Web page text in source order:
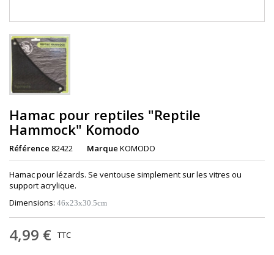
Hamac pour reptiles "Reptile
Hammock" Komodo
Référence 82422 Marque KOMODO
Hamac pour lézards. Se ventouse simplement sur les vitres ou
support acrylique.
Dimensions: 46x23x30.5cm
4,99 € TTC